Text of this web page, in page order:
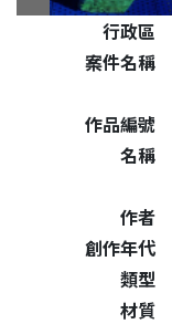
公共藝術作品詳細
行政區
案件名稱
作品編號
名稱
作者
創作年代
類型
材質